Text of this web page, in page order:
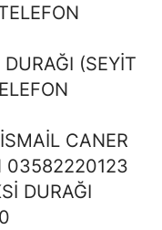
(SEYİT
CANER
03582220123
DURAĞI